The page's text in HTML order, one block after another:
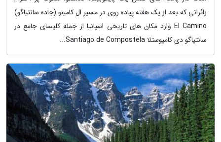
زائرانی که بعد از یک هفته پیاده روی در مسیر ال کامینو (جاده سانتیاگو)
El Camino وارد مکان های تاریخی اسپانیا از جمله کلیسای جامع در
سانتیاگو دی کامپوستلا Santiago de Compostela...